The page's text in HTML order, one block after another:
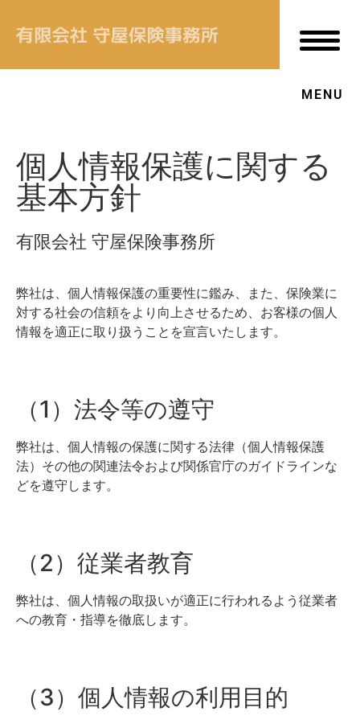
MENU
個人情報保護に関する
基本方針
有限会社 守屋保険事務所
弊社は、個人情報保護の重要性に鑑み、また、保険業に
対する社会の信頼をより向上させるため、お客様の個人
情報を適正に取り扱うことを宣言いたします。
（1）法令等の遵守
弊社は、個人情報の保護に関する法律（個人情報保護
法）その他の関連法令および関係官庁のガイドラインな
どを遵守します。
（2）従業者教育
弊社は、個人情報の取扱いが適正に行われるよう従業者
への教育・指導を徹底します。
（3）個人情報の利用目的
新着情報
OUR VALUE
お客様本位の業務運営方針
↳ プライバシーポリシー
↳ 保険商品の販売方針
↳ 勧誘方針
お問合せ・ご質問
公式ウェブサイト